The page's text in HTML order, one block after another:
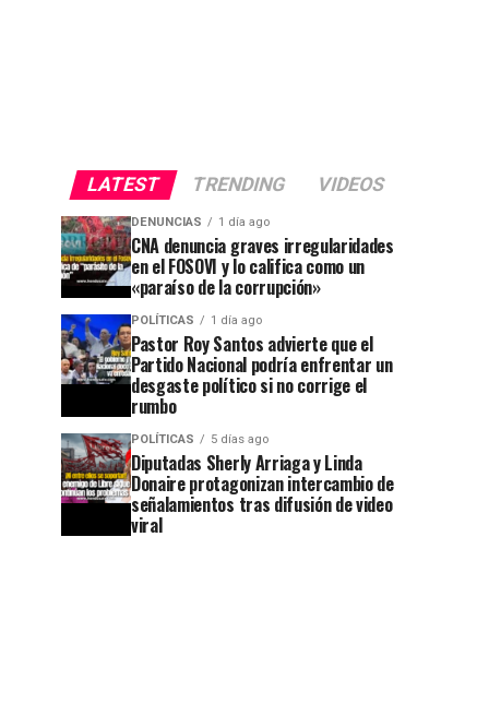
LATEST TRENDING VIDEOS
DENUNCIAS 1 día ago
CNA denuncia graves irregularidades
en el FOSOVI y lo califica como un
«paraíso de la corrupción»
POLÍTICAS 1 día ago
Pastor Roy Santos advierte que el
Partido Nacional podría enfrentar un
desgaste político si no corrige el
rumbo
POLÍTICAS 5 días ago
Diputadas Sherly Arriaga y Linda
Donaire protagonizan intercambio de
señalamientos tras difusión de video
viral